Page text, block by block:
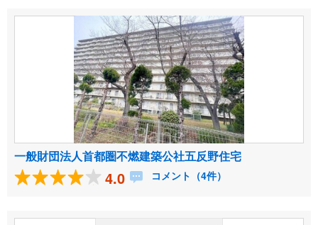
一般財団法人首都圏不燃建築公社五反野住宅
4.0 コメント（4件）